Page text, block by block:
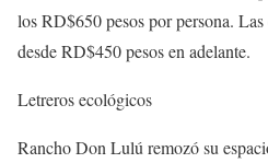
los RD$650 pesos por persona. Las
desde RD$450 pesos en adelante.
Letreros ecológicos
Rancho Don Lulú remozó su